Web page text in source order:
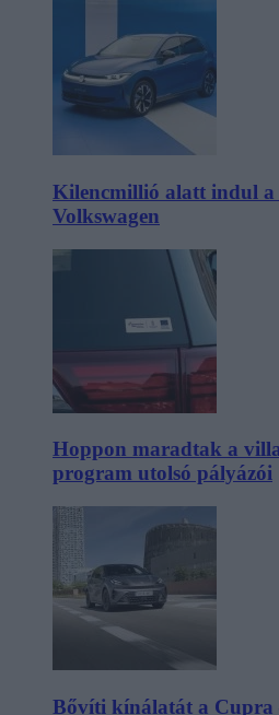
Kilencmillió alatt indul a
Volkswagen
Hoppon maradtak a
program utolsó pályázói
Bővíti kínálatát a Cupra